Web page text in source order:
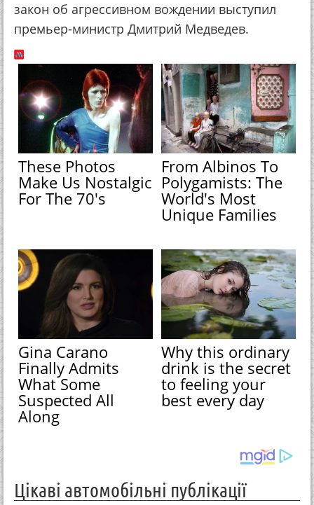
закон об агрессивном вождении выступил
премьер-министр Дмитрий Медведев.
These Photos
Make Us Nostalgic
For The 70's
From Albinos To
Polygamists: The
World's Most
Unique Families
Gina Carano
Finally Admits
What Some
Suspected All
Along
Why this ordinary
drink is the secret
to feeling your
best every day
Цікаві автомобільні публікації